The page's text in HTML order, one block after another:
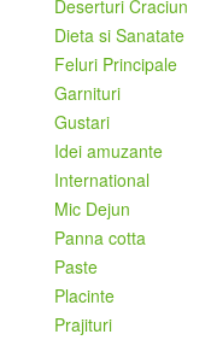
Deserturi Craciun
Dieta si Sanatate
Feluri Principale
Garnituri
Gustari
Idei amuzante
International
Mic Dejun
Panna cotta
Paste
Placinte
Prajituri